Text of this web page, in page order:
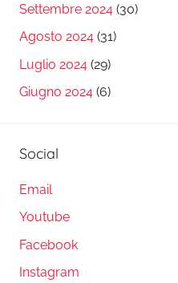
Settembre 2024 (30)
Agosto 2024 (31)
Luglio 2024 (29)
Giugno 2024 (6)
Social
Email
Youtube
Facebook
Instagram